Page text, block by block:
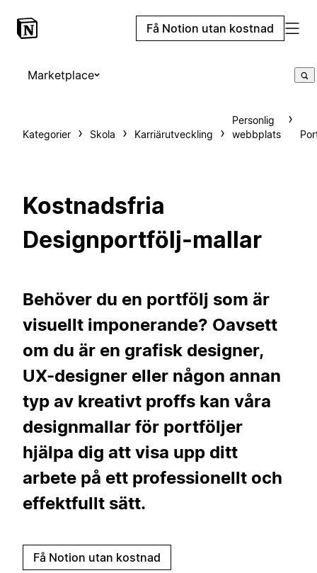
Få Notion utan kostnad
Marketplace
Kategorier Skola Karriärutveckling
Personlig
webbplats
Kostnadsfria
Designportfölj-mallar
Behöver du en portfölj som är
visuellt imponerande? Oavsett
om du är en grafisk designer,
UX-designer eller någon annan
typ av kreativt proffs kan våra
designmallar för portföljer
hjälpa dig att visa upp ditt
arbete på ett professionellt och
effektfullt sätt.
Få Notion utan kostnad